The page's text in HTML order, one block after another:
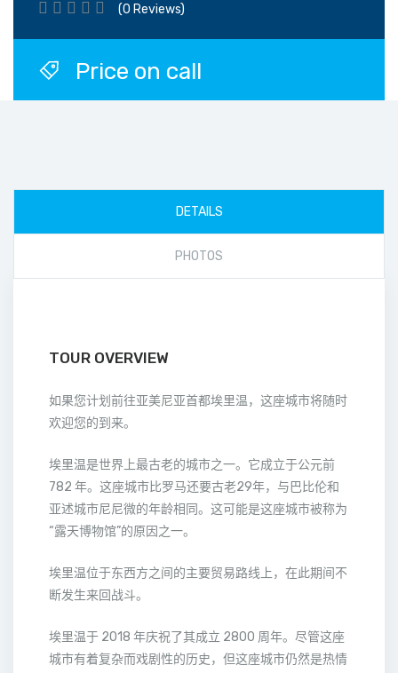
(0 Reviews)
Price on call
DETAILS
PHOTOS
TOUR OVERVIEW
如果您计划前往亚美尼亚首都埃里温，这座城市将随时
欢迎您的到来。
埃里温是世界上最古老的城市之一。它成立于公元前
782 年。这座城市比罗马还要古老29年，与巴比伦和
亚述城市尼尼微的年龄相同。这可能是这座城市被称为
“露天博物馆”的原因之一。
埃里温位于东西方之间的主要贸易路线上，在此期间不
断发生来回战斗。
埃里温于 2018 年庆祝了其成立 2800 周年。尽管这座
城市有着复杂而戏剧性的历史，但这座城市仍然是热情